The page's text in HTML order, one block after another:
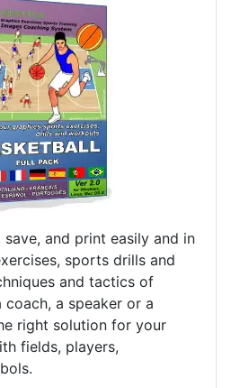
save, and print easily and in
sports drills and
and tactics of
coach, a speaker or a
right solution for your
fields, players,
.